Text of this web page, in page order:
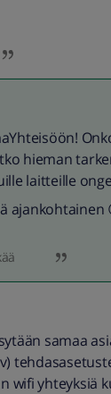
hieman
laitteille
ajankohtainen
samaa
wifi yhteyksiä